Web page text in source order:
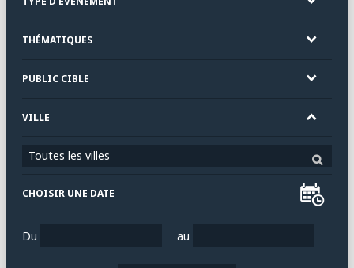
THÉMATIQUES
PUBLIC CIBLE
VILLE
Toutes les villes
CHOISIR UNE DATE
Du au